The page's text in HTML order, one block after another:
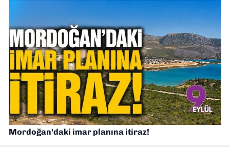
Mordoğan’daki imar planına itiraz!